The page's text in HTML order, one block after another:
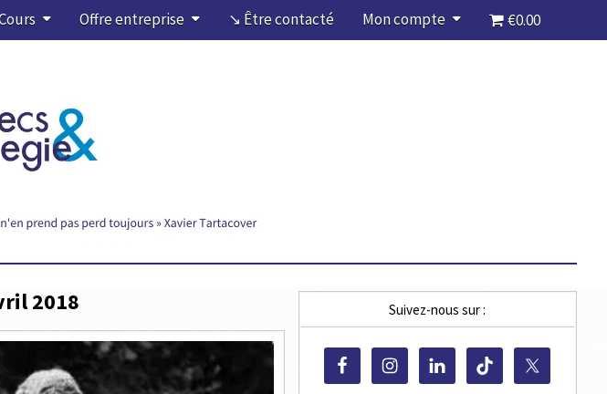
Offre entreprise ↘ Être contacté Mon compte €0.00
2018 Suivez-nous sur :